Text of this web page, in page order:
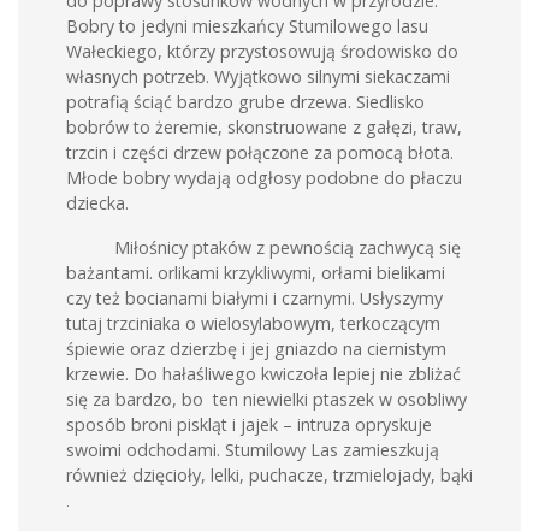
Bobry to jedyni mieszkańcy Stumilowego lasu
Wałeckiego, którzy przystosowują środowisko do
własnych potrzeb. Wyjątkowo silnymi siekaczami
potrafią ściąć bardzo grube drzewa. Siedlisko
bobrów to żeremie, skonstruowane z gałęzi, traw,
trzcin i części drzew połączone za pomocą błota.
Młode bobry wydają odgłosy podobne do płaczu
dziecka.
Miłośnicy ptaków z pewnością zachwycą się
bażantami. orlikami krzykliwymi, orłami bielikami
czy też bocianami białymi i czarnymi. Usłyszymy
tutaj trzciniaka o wielosylabowym, terkoczącym
śpiewie oraz dzierzbę i jej gniazdo na ciernistym
krzewie. Do hałaśliwego kwiczoła lepiej nie zbliżać
się za bardzo, bo ten niewielki ptaszek w osobliwy
sposób broni piskląt i jajek – intruza opryskuje
swoimi odchodami. Stumilowy Las zamieszkują
również dzięcioły, lelki, puchacze, trzmielojady, bąki
.